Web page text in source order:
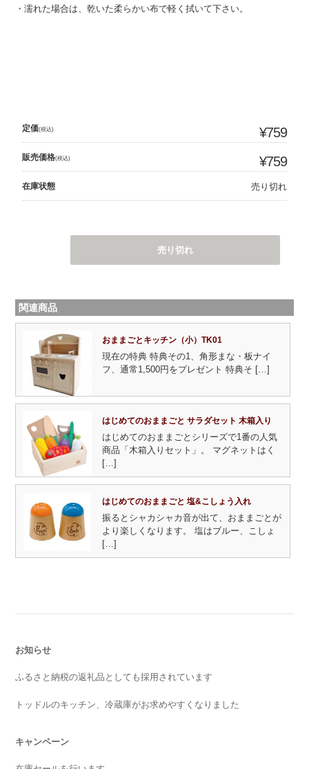
・濡れた場合は、乾いた柔らかい布で軽く拭いて下さい。
定価(税込) ¥759
販売価格(税込) ¥759
在庫状態 売り切れ
売り切れ
関連商品
おままごとキッチン（小）TK01
現在の特典 特典その1、角形まな・板ナイ
フ、通常1,500円をプレゼント 特典そ […]
はじめてのおままごと サラダセット 木箱入り
はじめてのおままごとシリーズで1番の人気
商品「木箱入りセット」。 マグネットはく
[…]
はじめてのおままごと 塩&こしょう入れ
振るとシャカシャカ音が出て、おままごとが
より楽しくなります。 塩はブルー、こしょ
[…]
お知らせ
ふるさと納税の返礼品としても採用されています
トッドルのキッチン、冷蔵庫がお求めやすくなりました
キャンペーン